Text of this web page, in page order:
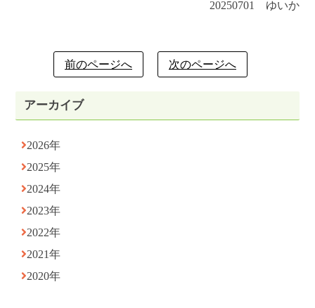
アーカイブ
2026年
2025年
2024年
2023年
2022年
2021年
2020年
20250701 ゆいか
前のページへ 次のページへ